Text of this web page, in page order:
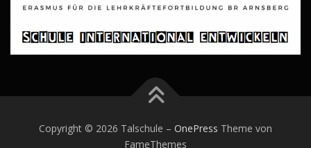
Copyright © 2026 Talschule – OnePress Theme von
FameThemes